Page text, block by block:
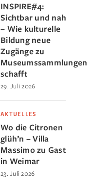
INSPIRE#4:
Sichtbar und nah
– Wie kulturelle
Bildung neue
Zugänge zu
Museumssammlungen
schafft
29. Juli 2026
AKTUELLES
Wo die Citronen
glüh’n – Villa
Massimo zu Gast
in Weimar
23. Juli 2026